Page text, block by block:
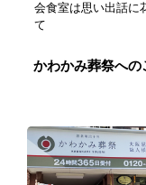
会食室は思い出話に
て
かわかみ葬祭への